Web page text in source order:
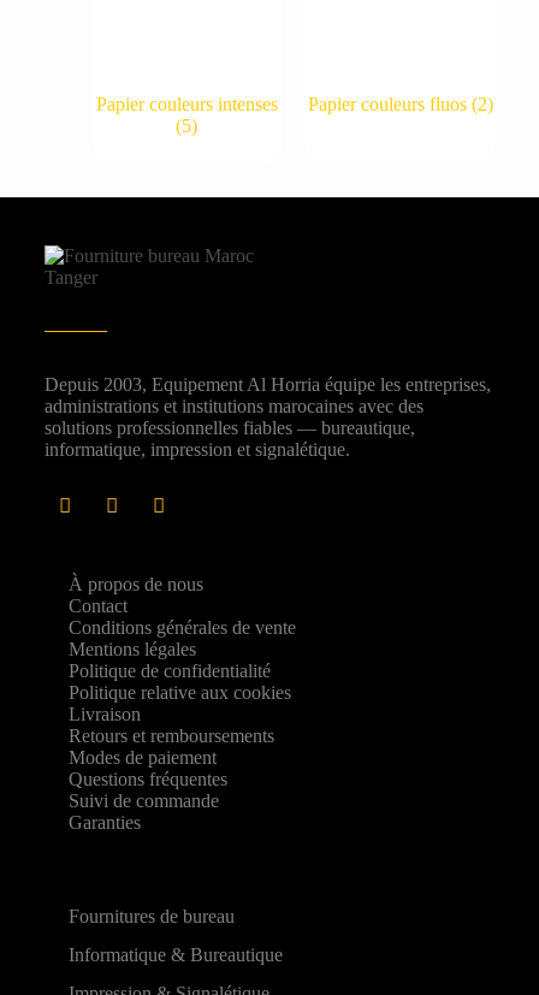
Papier couleurs intenses
(5)
Papier couleurs fluos (2)
Depuis 2003, Equipement Al Horria équipe les entreprises,
administrations et institutions marocaines avec des
solutions professionnelles fiables — bureautique,
informatique, impression et signalétique.
À propos de nous
Contact
Conditions générales de vente
Mentions légales
Politique de confidentialité
Politique relative aux cookies
Livraison
Retours et remboursements
Modes de paiement
Questions fréquentes
Suivi de commande
Garanties
Fournitures de bureau
Informatique & Bureautique